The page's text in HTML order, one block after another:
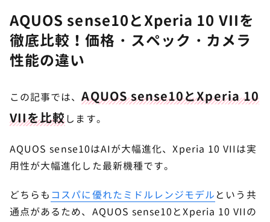
AQUOS sense10とXperia 10 VIIを
徹底比較！価格・スペック・カメラ
性能の違い
この記事では、AQUOS sense10とXperia 10
VIIを比較します。
AQUOS sense10はAIが大幅進化、Xperia 10 VIIは実
用性が大幅進化した最新機種です。
どちらも コスパに優れたミドルレンジモデル という共
通点があるため、AQUOS sense10とXperia 10 VIIの